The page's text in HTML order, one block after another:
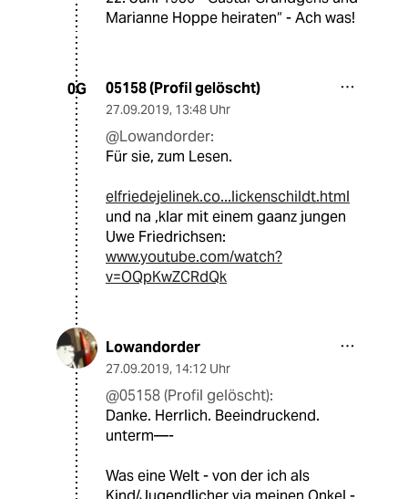
Marianne Hoppe heiraten“ - Ach was!
0G 05158 (Profil gelöscht)
27.09.2019, 13:48 Uhr
@Lowandorder:
Für sie, zum Lesen.
elfriedejelinek.co...lickenschildt.html
und na ,klar mit einem gaanz jungen
Uwe Friedrichsen:
www.youtube.com/watch?
v=OQpKwZCRdQk
Lowandorder
27.09.2019, 14:12 Uhr
@05158 (Profil gelöscht):
Danke. Herrlich. Beeindruckend.
unterm—-
Was eine Welt - von der ich als